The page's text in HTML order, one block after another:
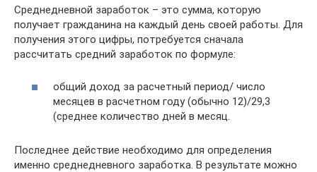
Среднедневной заработок – это сумма, которую
получает гражданина на каждый день своей работы. Для
получения этого цифры, потребуется сначала
рассчитать средний заработок по формуле:
общий доход за расчетный период/ число
месяцев в расчетном году (обычно 12)/29,3
(среднее количество дней в месяц.
Последнее действие необходимо для определения
именно среднедневного заработка. В результате можно